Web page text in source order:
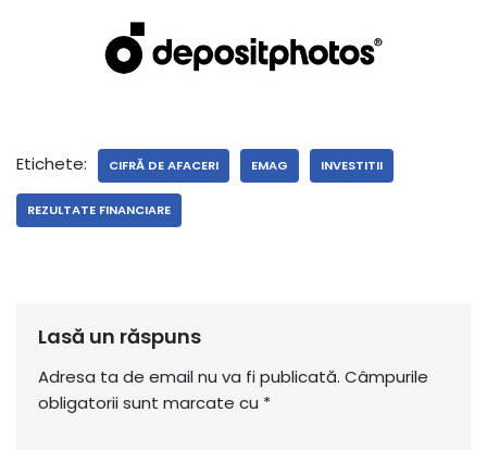
Etichete: CIFRĂ DE AFACERI EMAG INVESTITII
REZULTATE FINANCIARE
Lasă un răspuns
Adresa ta de email nu va fi publicată. Câmpurile
obligatorii sunt marcate cu *